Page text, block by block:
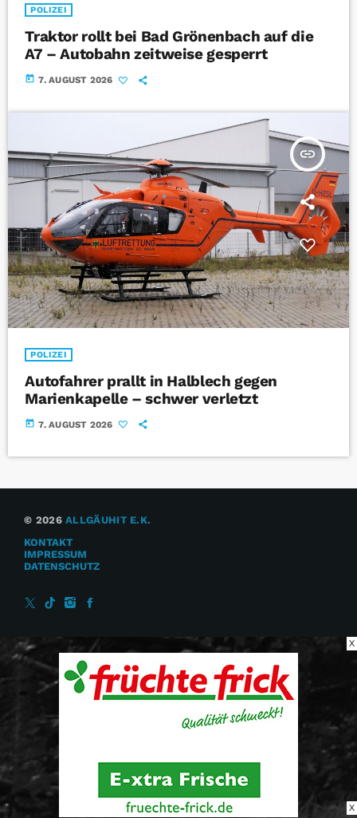
POLIZEI
Traktor rollt bei Bad Grönenbach auf die
A7 – Autobahn zeitweise gesperrt
today 7. AUGUST 2026
insert_link
POLIZEI
Autofahrer prallt in Halblech gegen
Marienkapelle – schwer verletzt
today 7. AUGUST 2026
© 2026ALLGÄUHIT E.K.
KONTAKT
IMPRESSUM
DATENSCHUTZ
X
X